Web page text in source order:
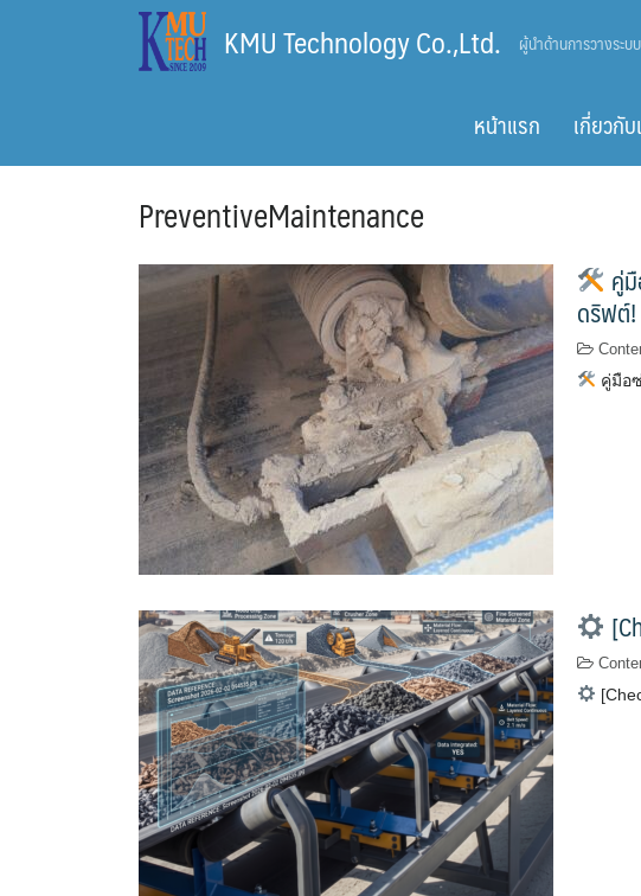
KMU Technology Co.,Ltd. ผู้นำด้านการวางระ
หน้าแรก เกี่ยวกับ
PreventiveMaintenance
คู่
ดริฟต์!
คู่มือ